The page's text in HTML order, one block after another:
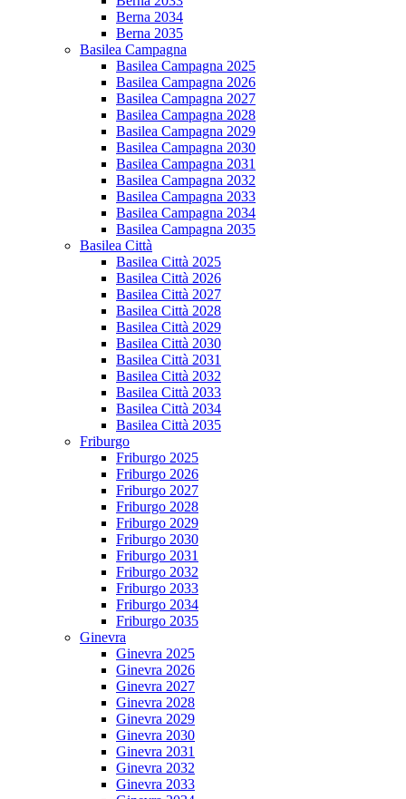
Berna 2034
Berna 2035
Basilea Campagna
Basilea Campagna 2025
Basilea Campagna 2026
Basilea Campagna 2027
Basilea Campagna 2028
Basilea Campagna 2029
Basilea Campagna 2030
Basilea Campagna 2031
Basilea Campagna 2032
Basilea Campagna 2033
Basilea Campagna 2034
Basilea Campagna 2035
Basilea Città
Basilea Città 2025
Basilea Città 2026
Basilea Città 2027
Basilea Città 2028
Basilea Città 2029
Basilea Città 2030
Basilea Città 2031
Basilea Città 2032
Basilea Città 2033
Basilea Città 2034
Basilea Città 2035
Friburgo
Friburgo 2025
Friburgo 2026
Friburgo 2027
Friburgo 2028
Friburgo 2029
Friburgo 2030
Friburgo 2031
Friburgo 2032
Friburgo 2033
Friburgo 2034
Friburgo 2035
Ginevra
Ginevra 2025
Ginevra 2026
Ginevra 2027
Ginevra 2028
Ginevra 2029
Ginevra 2030
Ginevra 2031
Ginevra 2032
Ginevra 2033